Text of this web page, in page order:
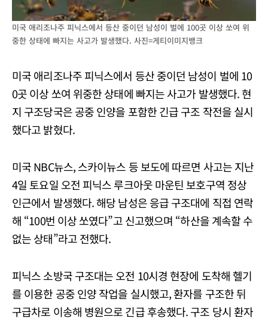
미국 애리조나주 피닉스에서 등산 중이던 남성이 벌에 100곳 이상 쏘여 위
중한 상태에 빠지는 사고가 발생했다. 사진=게티이미지뱅크
미국 애리조나주 피닉스에서 등산 중이던 남성이 벌에 10
0곳 이상 쏘여 위중한 상태에 빠지는 사고가 발생했다. 현
지 구조당국은 공중 인양을 포함한 긴급 구조 작전을 실시
했다고 밝혔다.
미국 NBC뉴스, 스카이뉴스 등 보도에 따르면 사고는 지난
4일 토요일 오전 피닉스 루크아웃 마운틴 보호구역 정상
인근에서 발생했다. 해당 남성은 응급 구조대에 직접 연락
해 “100번 이상 쏘였다”고 신고했으며 “하산을 계속할 수
없는 상태”라고 전했다.
피닉스 소방국 구조대는 오전 10시경 현장에 도착해 헬기
를 이용한 공중 인양 작업을 실시했고, 환자를 구조한 뒤
구급차로 이송해 병원으로 긴급 후송했다. 구조 당시 환자